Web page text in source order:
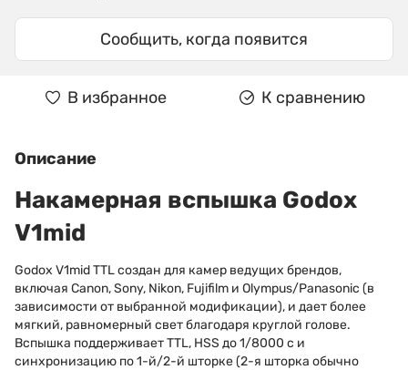
Сообщить, когда появится
В избранное К сравнению
Описание
Накамерная вспышка Godox
V1mid
Godox V1mid TTL создан для камер ведущих брендов,
включая Canon, Sony, Nikon, Fujifilm и Olympus/Panasonic (в
зависимости от выбранной модификации), и дает более
мягкий, равномерный свет благодаря круглой голове.
Вспышка поддерживает TTL, HSS до 1/8000 с и
синхронизацию по 1-й/2-й шторке (2-я шторка обычно